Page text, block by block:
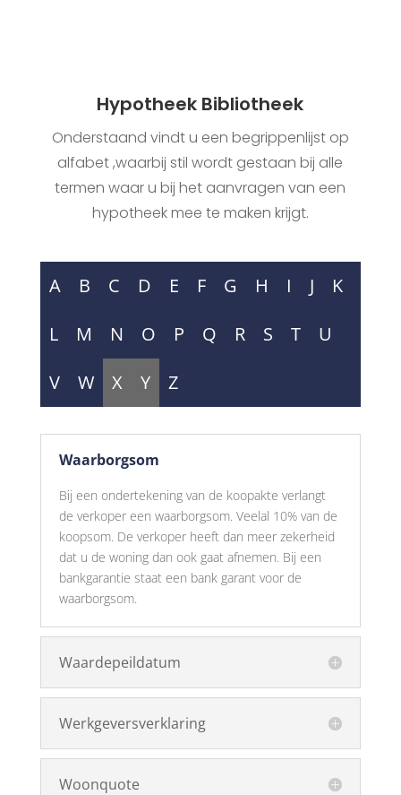
Hypotheek Bibliotheek
Onderstaand vindt u een begrippenlijst op
alfabet ,waarbij stil wordt gestaan bij alle
termen waar u bij het aanvragen van een
hypotheek mee te maken krijgt.
A B C D E F G H I J
K
L
M N O P Q R S T
U
V
W X Y Z
Waarborgsom
Bij een ondertekening van de koopakte verlangt
de verkoper een waarborgsom. Veelal 10% van de
koopsom. De verkoper heeft dan meer zekerheid
dat u de woning dan ook gaat afnemen. Bij een
bankgarantie staat een bank garant voor de
waarborgsom.
Waardepeildatum
Werkgeversverklaring
Woonquote